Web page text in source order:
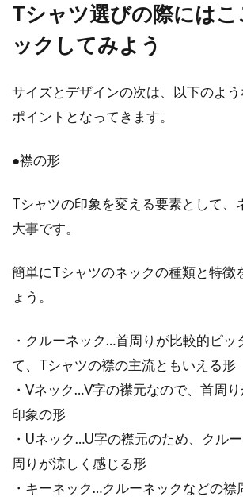
パーカーを取り込
街に溢れるオシャレを楽
お洒落のワンポイントに
テムの薄手のストール。
Tシャツ選びの際にはこ
ックしてみよう
サイズとデザインの次は、以下のよ
ポイントとなってきます。
●襟の形
Tシャツの印象を変える要素として、
大事です。
簡単にTシャツのネックの種類と特徴
ょう。
・クルーネック…首周りが比較的ピッ
て、Tシャツの襟の主流ともいえる形
・Vネック…V字の襟元なので、首周
印象の形
・Uネック…U字の襟元のため、クル
周りが涼しく感じる形
・キーネック…クルーネックなどの襟